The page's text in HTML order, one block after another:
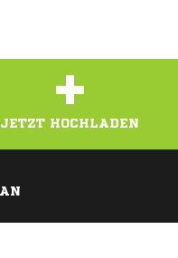
+
JETZT HOCHLADEN